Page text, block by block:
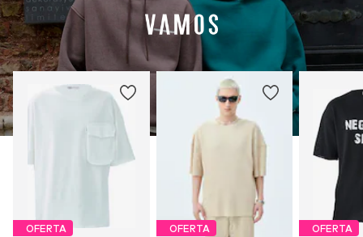
OFERTA OFERTA OFERTA